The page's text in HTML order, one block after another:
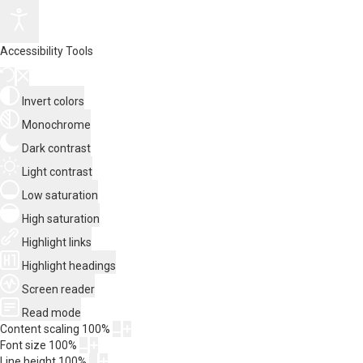
Accessibility Tools
Invert colors
Monochrome
Dark contrast
Light contrast
Low saturation
High saturation
Highlight links
Highlight headings
Screen reader
Read mode
Content scaling 100%
Font size 100%